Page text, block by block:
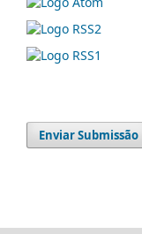
Enviar Submissão